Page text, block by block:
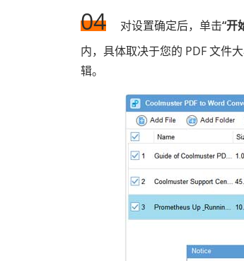
04 对设置确定后，单击“开
内，具体取决于您的 PDF 文件
辑。